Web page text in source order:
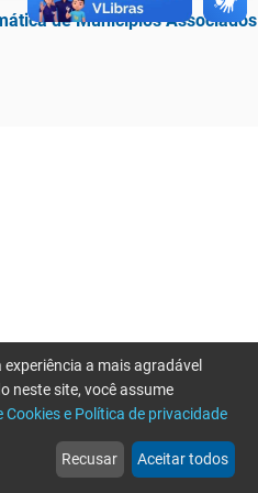
de Municípios Associados
web
Notícias
more_horiz
Mais
a mais agradável
neste site, você assume
Cookies e Política de privacidade
Recusar Aceitar todos
favor tente novamente